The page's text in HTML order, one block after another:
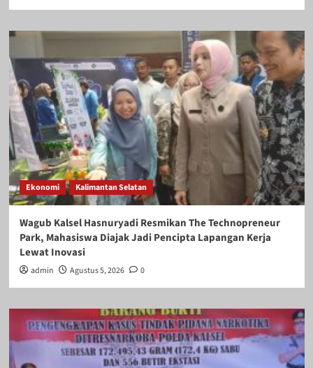
Ekonomi Kalimantan Selatan
Wagub Kalsel Hasnuryadi Resmikan The Technopreneur
Park, Mahasiswa Diajak Jadi Pencipta Lapangan Kerja
Lewat Inovasi
admin Agustus 5, 2026 0